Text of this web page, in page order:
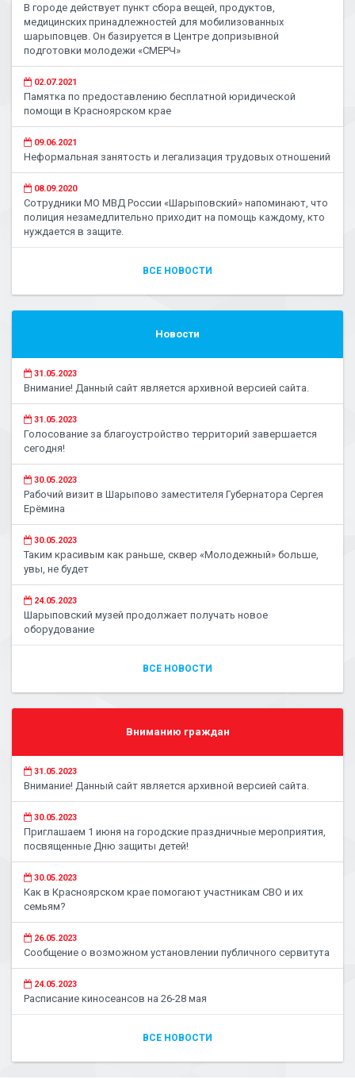
В городе действует пункт сбора вещей, продуктов,
медицинских принадлежностей для мобилизованных
шарыповцев. Он базируется в Центре допризывной
подготовки молодежи «СМЕРЧ»
02.07.2021
Памятка по предоставлению бесплатной юридической
помощи в Красноярском крае
09.06.2021
Неформальная занятость и легализация трудовых отношений
08.09.2020
Сотрудники МО МВД России «Шарыповский» напоминают, что
полиция незамедлительно приходит на помощь каждому, кто
нуждается в защите.
ВСЕ НОВОСТИ
Новости
31.05.2023
Внимание! Данный сайт является архивной версией сайта.
31.05.2023
Голосование за благоустройство территорий завершается
сегодня!
30.05.2023
Рабочий визит в Шарыпово заместителя Губернатора Сергея
Ерёмина
30.05.2023
Таким красивым как раньше, сквер «Молодежный» больше,
увы, не будет
24.05.2023
Шарыповский музей продолжает получать новое
оборудование
ВСЕ НОВОСТИ
Вниманию граждан
31.05.2023
Внимание! Данный сайт является архивной версией сайта.
30.05.2023
Приглашаем 1 июня на городские праздничные мероприятия,
посвященные Дню защиты детей!
30.05.2023
Как в Красноярском крае помогают участникам СВО и их
семьям?
26.05.2023
Сообщение о возможном установлении публичного сервитута
24.05.2023
Расписание киносеансов на 26-28 мая
ВСЕ НОВОСТИ